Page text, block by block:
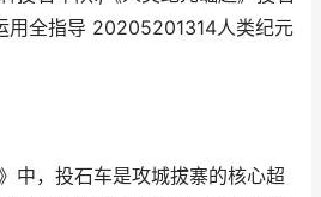
用全指导 20205201314人类纪元
，投石车是攻城拔寨的核心超